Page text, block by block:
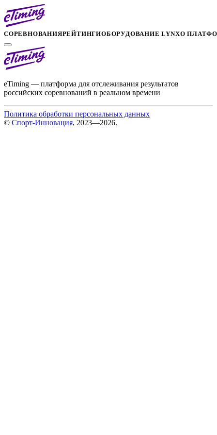
СОРЕВНОВАНИЯРЕЙТИНГИОБОРУДОВАНИЕ LYNXО
eTiming — платформа для отслеживания результатов
российских соревнований в реальном времени
Политика обработки персональных данных
© Спорт-Инновация, 2023—2026.